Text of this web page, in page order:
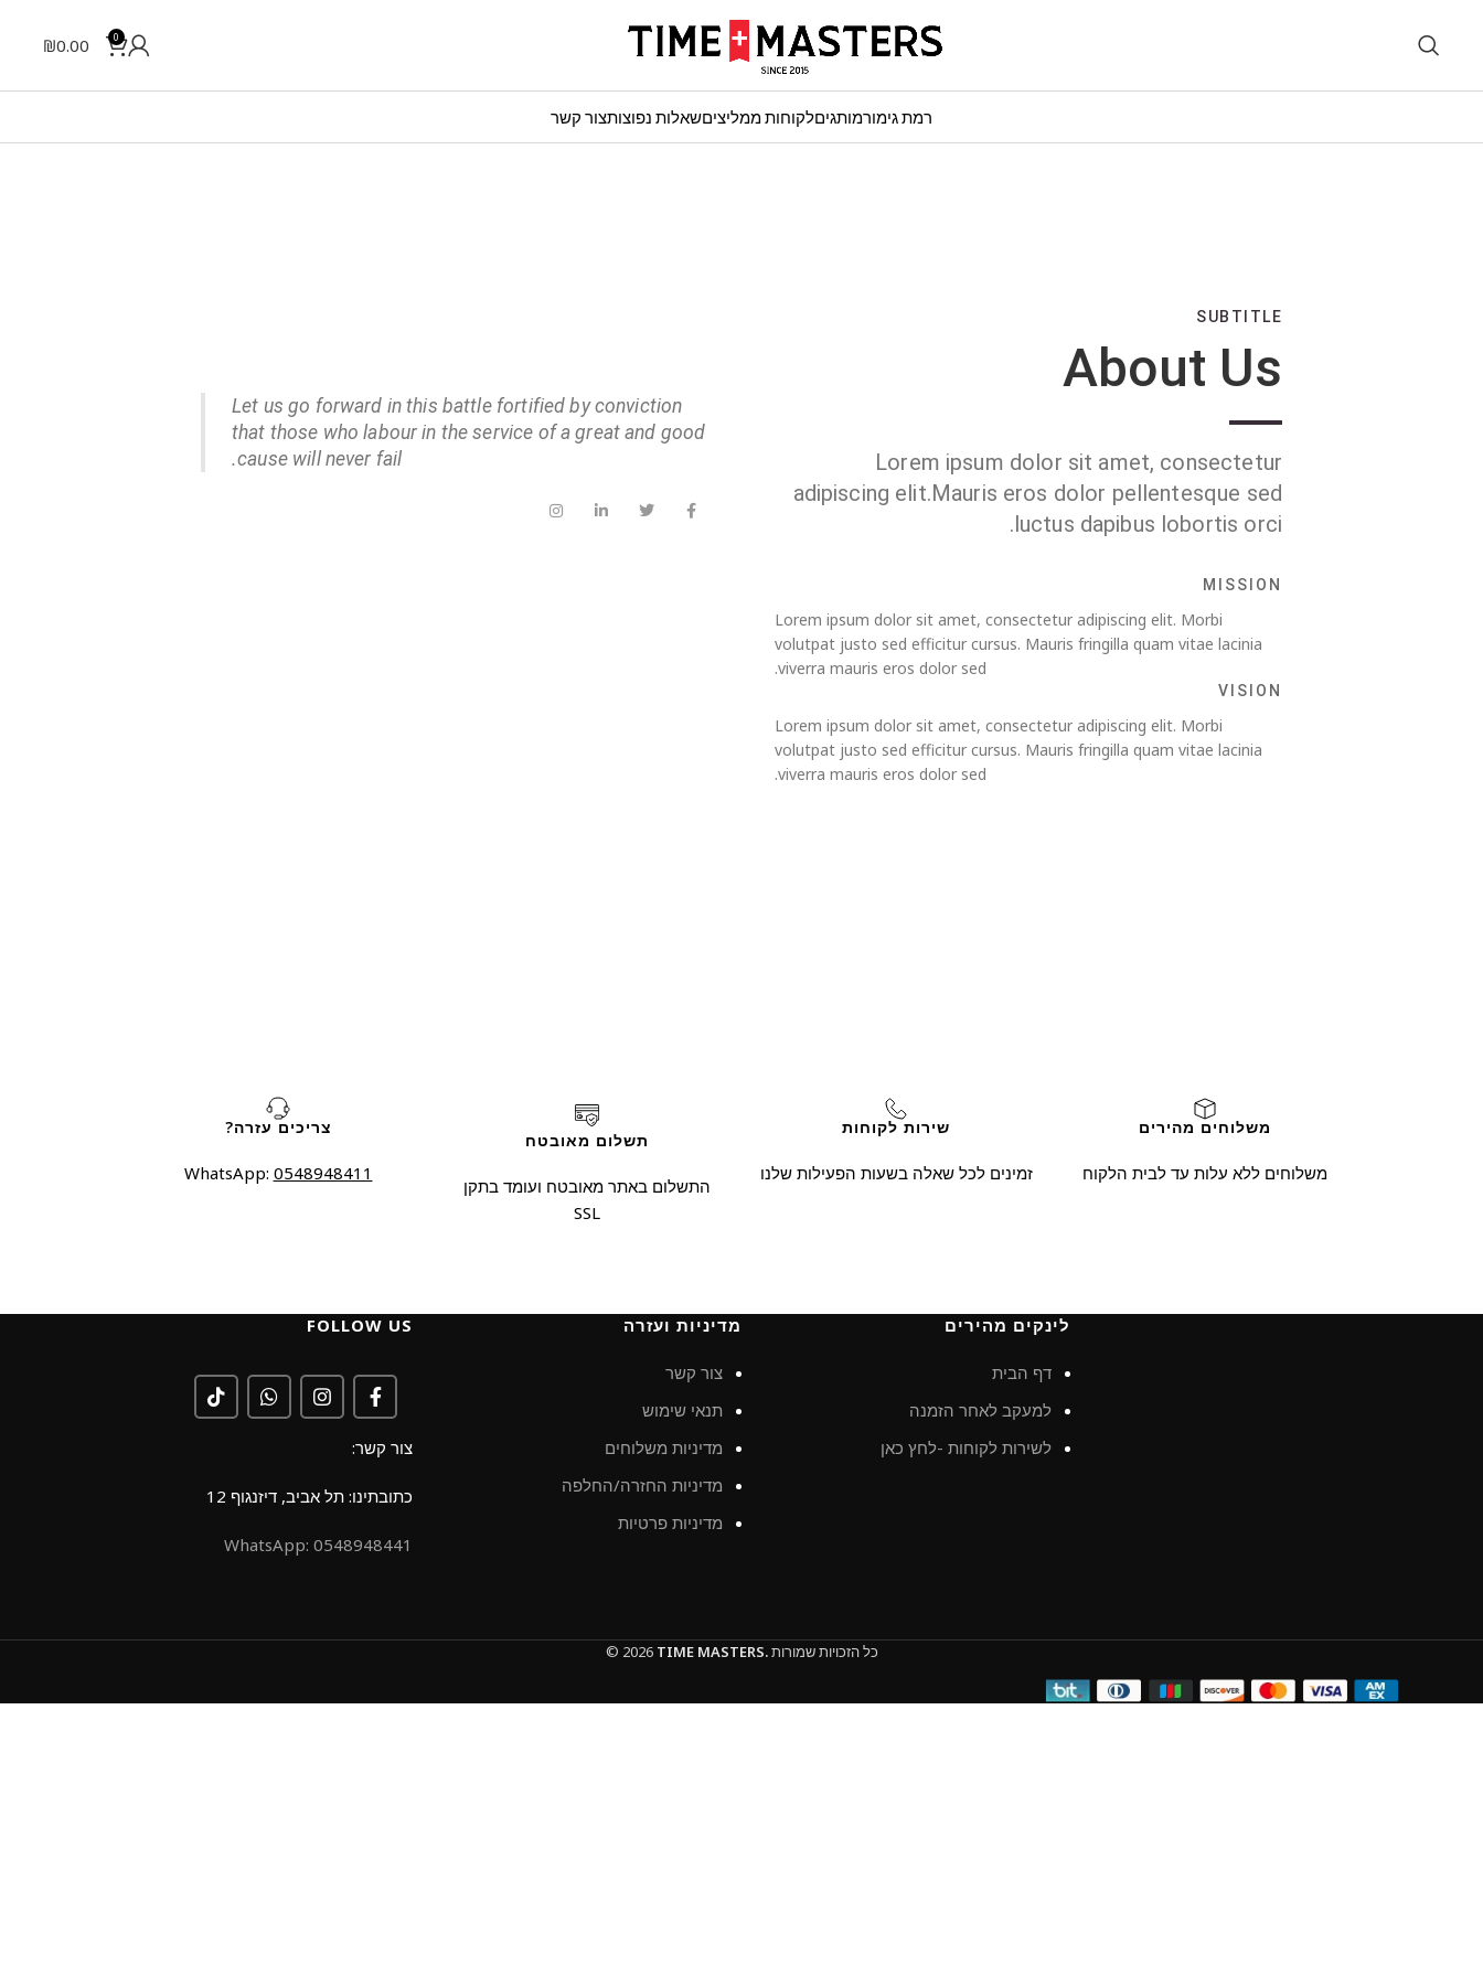
0
₪0.00
רמת גימורמותגיםלקוחות ממליציםשאלות נפוצותצור קשר
SUBTITLE
About Us
Lorem ipsum dolor sit amet, consectetur
adipiscing elit.Mauris eros dolor pellentesque sed
luctus dapibus lobortis orci.
MISSION
Lorem ipsum dolor sit amet, consectetur adipiscing elit. Morbi
volutpat justo sed efficitur cursus. Mauris fringilla quam vitae lacinia
viverra mauris eros dolor sed.
VISION
Lorem ipsum dolor sit amet, consectetur adipiscing elit. Morbi
volutpat justo sed efficitur cursus. Mauris fringilla quam vitae lacinia
viverra mauris eros dolor sed.
Let us go forward in this battle fortified by conviction
that those who labour in the service of a great and good
cause will never fail.
משלוחים מהירים
משלוחים ללא עלות עד לבית הלקוח
שירות לקוחות
זמינים לכל שאלה בשעות הפעילות שלנו
תשלום מאובטח
התשלום באתר מאובטח ועומד בתקן
SSL
צריכים עזרה?
WhatsApp: 0548948411
לינקים מהירים
דף הבית
למעקב לאחר הזמנה
לשירות לקוחות -לחץ כאן
מדיניות ועזרה
צור קשר
תנאי שימוש
מדיניות משלוחים
מדיניות החזרה/החלפה
מדיניות פרטיות
FOLLOW US
צור קשר:
כתובתינו: תל אביב, דיזנגוף 12
0548948441 :WhatsApp
© 2026 TIME MASTERS.כל הזכויות שמורות